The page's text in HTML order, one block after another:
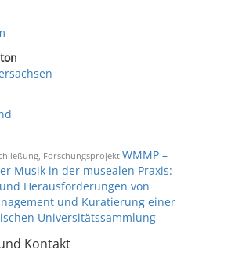
Forschungsprojekt WMMP –
Musik in der musealen Praxis:
Herausforderungen von
und Kuratierung einer
Universitätssammlung
Kontakt